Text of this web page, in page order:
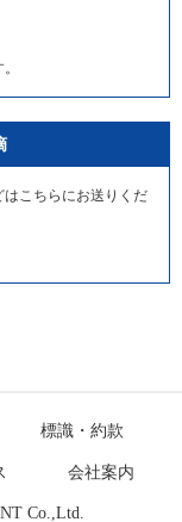
こちらにお送りくだ
標識・約款
会社案内
Co.,Ltd.